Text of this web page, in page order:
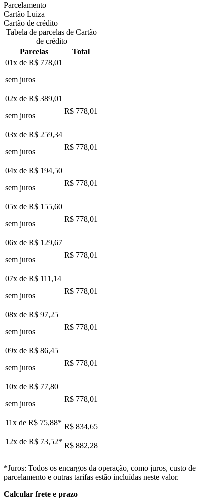
Parcelamento
Cartão Luiza
Cartão de crédito
Tabela de parcelas de Cartão
de crédito
Parcelas
Total
01x de R$ 778,01
sem juros
02x de R$ 389,01
sem juros
R$ 778,01
03x de R$ 259,34
sem juros
R$ 778,01
04x de R$ 194,50
sem juros
R$ 778,01
05x de R$ 155,60
sem juros
R$ 778,01
06x de R$ 129,67
sem juros
R$ 778,01
07x de R$ 111,14
sem juros
R$ 778,01
08x de R$ 97,25
sem juros
R$ 778,01
09x de R$ 86,45
sem juros
R$ 778,01
10x de R$ 77,80
sem juros
R$ 778,01
11x de R$ 75,88* R$ 834,65
12x de R$ 73,52* R$ 882,28
*Juros: Todos os encargos da operação, como juros, custo de
parcelamento e outras tarifas estão incluídas neste valor.
Calcular frete e prazo